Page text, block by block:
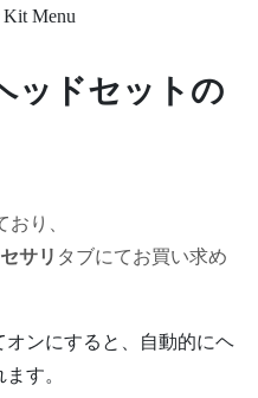
Menu
ッドセットの
り、
サリ タブにてお買い求め
ンにすると、自動的にヘ
す。